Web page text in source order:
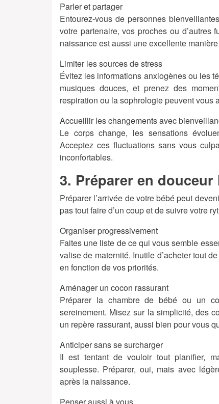
Parler et partager
Entourez-vous de personnes
votre partenaire, vos proches ou
naissance est aussi une excellente
Limiter les sources de stress
Évitez les informations anxiogènes ou les
musiques douces, et prenez des
respiration ou la sophrologie peuvent vous
Accueillir les changements avec
Le corps change, les sensations
Acceptez ces fluctuations sans vous
inconfortables.
3. Préparer en douceur
Préparer l’arrivée de votre bébé peut
pas tout faire d’un coup et de suivre votre
Organiser progressivement
Faites une liste de ce qui vous semble
valise de maternité. Inutile d’acheter tout
en fonction de vos priorités.
Aménager un cocon rassurant
Préparer la chambre de bébé ou un
sereinement. Misez sur la simplicité, des
un repère rassurant, aussi bien pour vous
Anticiper sans se surcharger
Il est tentant de vouloir tout planifier,
souplesse. Préparer, oui, mais avec
après la naissance.